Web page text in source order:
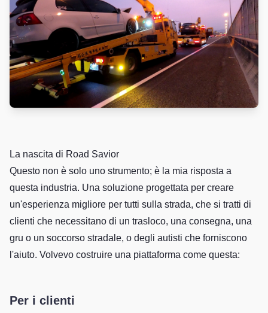
La nascita di Road Savior
Questo non è solo uno strumento; è la mia risposta a
questa industria. Una soluzione progettata per creare
un'esperienza migliore per tutti sulla strada, che si tratti di
clienti che necessitano di un trasloco, una consegna, una
gru o un soccorso stradale, o degli autisti che forniscono
l'aiuto. Volvevo costruire una piattaforma come questa:
Per i clienti